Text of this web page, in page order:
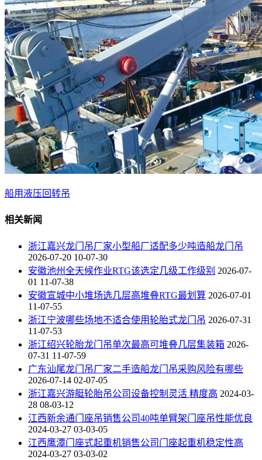
船用液压回转吊
相关新闻
浙江嘉兴龙门吊厂家小型船厂适配多少吨造船龙门吊
2026-07-20 10-07-30
安徽池州全天候作业RTG该选定几级工作级别 2026-07-
01 11-07-38
安徽宣城中小堆场选几层高堆叠RTG最划算 2026-07-01
11-07-55
浙江宁波哪些场地不适合使用轮胎式龙门吊 2026-07-31
11-07-53
浙江绍兴轮胎龙门吊单次最高可堆叠几层集装箱 2026-
07-31 11-07-59
广东汕尾龙门吊厂家二手造船龙门吊采购风险有哪些
2026-07-14 02-07-05
浙江嘉兴游艇轮胎吊公司设备控制灵活 精度高 2024-03-
28 08-03-12
江西新余通门座吊销售公司40吨单臂架门座吊性能优良
2024-03-27 03-03-05
江西鹰潭门座式起重机销售公司门座起重机稳定性高
2024-03-27 03-03-02